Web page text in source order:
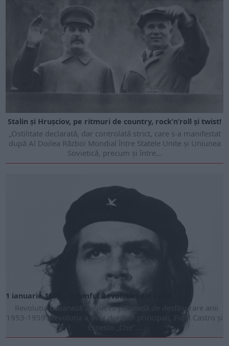
Stalin și Hrușciov, pe ritmuri de country, rock’n’roll și twist!
„Ostilitate declarată, dar controlată strict, care s-a manifestat
după Al Doilea Război Mondial între Statele Unite și Uniunea
Sovietică, precum și între...
1 ianuarie 1959 – Triumful Revoluției din Cuba
Revoluția cubaneză a avut ca perioadă de desfășurare anii
1953-1959. Revoluția a avut doi eroi principali, Fidel Castro și